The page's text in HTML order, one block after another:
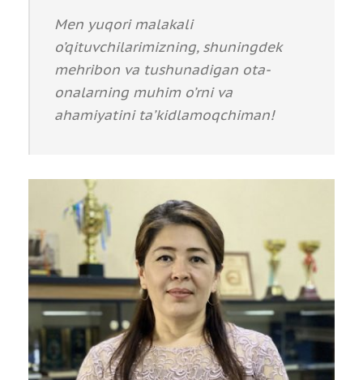
Men yuqori malakali
o’qituvchilarimizning, shuningdek
mehribon va tushunadigan ota-
onalarning muhim o’rni va
ahamiyatini ta’kidlamoqchiman!